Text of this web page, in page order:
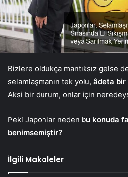
Bizlere oldukça mantıksız gelse
selamlaşmanın tek yolu, âdeta bir
Aksi bir durum, onlar için
Peki Japonlar neden bu konuda
benimsemiştir?
İlgili Makaleler